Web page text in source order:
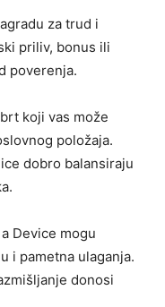
za trud i
priliv, bonus ili
poverenja.
koji vas može
položaja.
dobro balansiraju
Device mogu
i pametna ulaganja.
donosi